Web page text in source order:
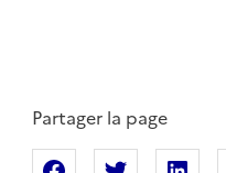
Partager la page